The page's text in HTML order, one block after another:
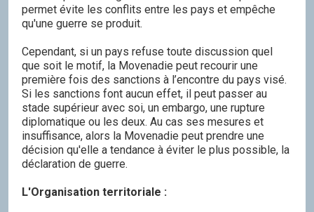
permet évite les conflits entre les pays et empêche
qu'une guerre se produit.
Cependant, si un pays refuse toute discussion quel
que soit le motif, la Movenadie peut recourir une
première fois des sanctions à l’encontre du pays visé.
Si les sanctions font aucun effet, il peut passer au
stade supérieur avec soi, un embargo, une rupture
diplomatique ou les deux. Au cas ses mesures et
insuffisance, alors la Movenadie peut prendre une
décision qu'elle a tendance à éviter le plus possible, la
déclaration de guerre.
L'Organisation territoriale :